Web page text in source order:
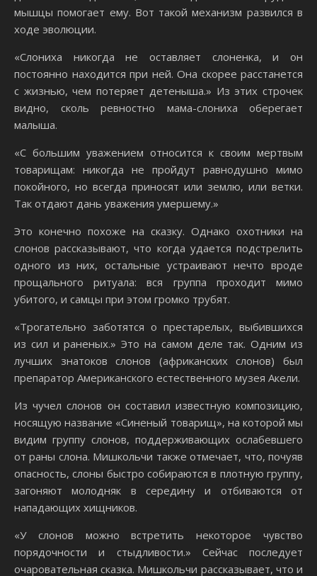
мышцы помогает ему. Вот такой механизм развился в
ходе эволюции.
«Слониха никогда не оставляет слоненка, и он
постоянно находится при ней. Она скорее расстанется
с жизнью, чем потеряет детеныша.» Из этих строчек
видно, сколь ревностно мама-слониха оберегает
малыша.
«С большим уважением относится к своим мертвым
товарищам: никогда не пройдут равнодушно мимо
покойного, но всегда приносят или землю, или ветки.
Так отдают дань уважения умершему.»
Это конечно похоже на сказку. Однако охотники на
слонов рассказывают, что когда удается подстрелить
одного из них, остальные устраивают нечто вроде
прощального ритуала: вся группа проходит мимо
убитого, и самцы при этом громко трубят.
«Трогательно заботятся о престарелых, выбившихся
из сил и раненых.» Это на самом деле так. Одним из
лучших знатоков слонов (африканских слонов) был
препаратор Американского естественного музея Акели.
Из чучел слонов он составил известную композицию,
носящую название «Синеный товарищ», на которой мы
видим группу слонов, поддерживающих ослабевшего
от раны слона. Мишкольчи также отмечает, что, почуяв
опасность, слоны быстро собираются в плотную группу,
загоняют молодняк в середину и отбиваются от
нападающих хищников.
«У слонов можно встретить некоторое чувство
порядочности и стыдливости.» Сейчас последует
очаровательная сказка. Мишкольчи рассказывает, что и